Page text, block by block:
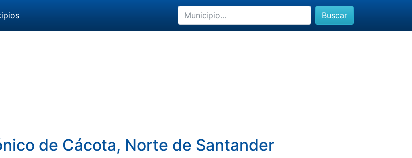
Buscar
de Cácota, Norte de Santander